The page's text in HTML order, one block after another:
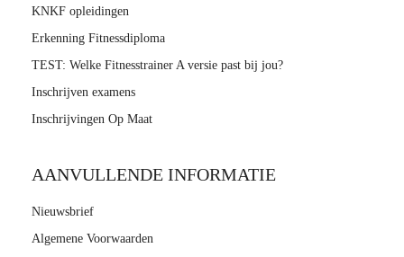
KNKF opleidingen
Erkenning Fitnessdiploma
TEST: Welke Fitnesstrainer A versie past bij jou?
Inschrijven examens
Inschrijvingen Op Maat
AANVULLENDE INFORMATIE
Nieuwsbrief
Algemene Voorwaarden